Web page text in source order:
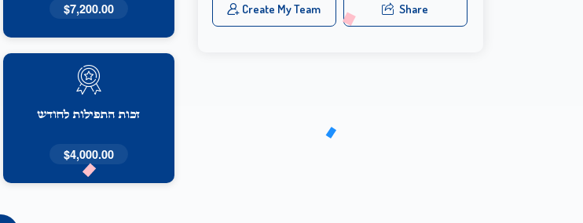
$7,200.00
זכות התפילות לחודש
$4,000.00
Create My Team Share